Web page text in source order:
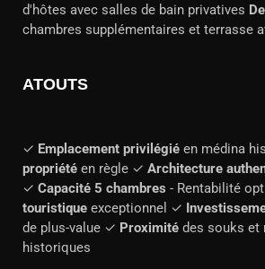
d'hôtes avec salles de bain privatives
chambres supplémentaires et terrasse
ATOUTS
✓ Emplacement privilégié en médina
propriété en règle ✓ Architecture
✓ Capacité 5 chambres - Rentabilité
touristique exceptionnel ✓
de plus-value ✓ Proximité des souks et
historiques